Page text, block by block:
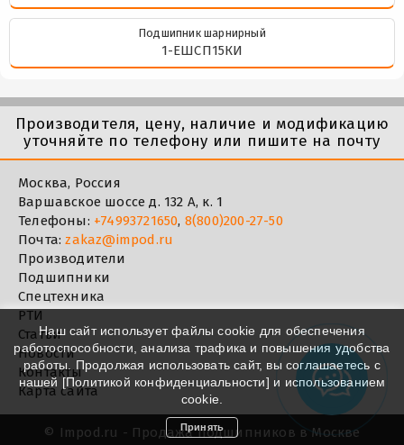
Подшипник шарнирный
1-ЕШСП15КИ
Производителя, цену, наличие и модификацию
уточняйте по телефону или пишите на почту
Москва, Россия
Варшавское шоссе д. 132 А, к. 1
Телефоны: +74993721650, 8(800)200-27-50
Почта:zakaz@impod.ru
Производители
Подшипники
Спецтехника
РТИ
Статьи
Новости
Контакты
Карта сайта
© Impod.ru - Продажа подшипников в Москве
Наш сайт использует файлы cookie для обеспечения
работоспособности, анализа трафика и повышения удобства
работы. Продолжая использовать сайт, вы соглашаетесь с
нашей [Политикой конфиденциальности] и использованием
cookie.
Принять